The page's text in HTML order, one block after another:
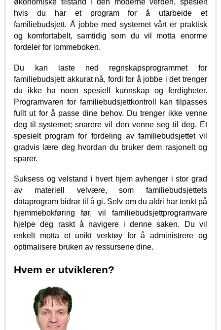
økonomiske tilstand i den moderne verden, spesielt
hvis du har et program for å utarbeide et
familiebudsjett. Å jobbe med systemet vårt er praktisk
og komfortabelt, samtidig som du vil motta enorme
fordeler for lommeboken.
Du kan laste ned regnskapsprogrammet for
familiebudsjett akkurat nå, fordi for å jobbe i det trenger
du ikke ha noen spesiell kunnskap og ferdigheter.
Programvaren for familiebudsjettkontroll kan tilpasses
fullt ut for å passe dine behov. Du trenger ikke venne
deg til systemet; snarere vil den venne seg til deg. Et
spesielt program for fordeling av familiebudsjettet vil
gradvis lære deg hvordan du bruker dem rasjonelt og
sparer.
Suksess og velstand i hvert hjem avhenger i stor grad
av materiell velvære, som familiebudsjettets
dataprogram bidrar til å gi. Selv om du aldri har tenkt på
hjemmebokføring før, vil familiebudsjettprogramvare
hjelpe deg raskt å navigere i denne saken. Du vil
enkelt motta et unikt verktøy for å administrere og
optimalisere bruken av ressursene dine.
Hvem er utvikleren?